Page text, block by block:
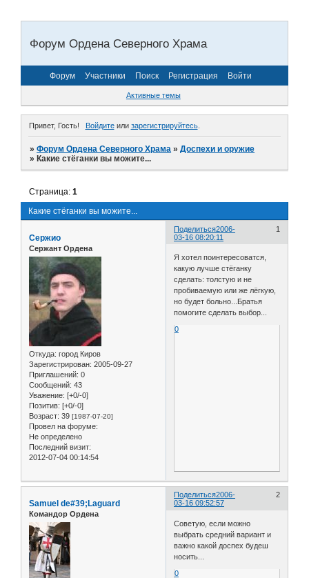
Форум Ордена Северного Храма
Форум Участники Поиск Регистрация Войти
Активные темы
Привет, Гость! Войдитеили зарегистрируйтесь.
»Форум Ордена Северного Храма »Доспехи и оружие
»Какие стёганки вы можите...
Какие стёганки вы можите...
Страница:1
Поделиться 1
2006-
03-16 08:20:11
Сержио
Сержант Ордена
Откуда: город Киров
Зарегистрирован: 2005-09-27
Приглашений: 0
Сообщений: 43
Уважение: [+0/-0]
Позитив: [+0/-0]
Возраст: 39 [1987-07-20]
Провел на форуме:
Не определено
Последний визит:
2012-07-04 00:14:54
Я хотел поинтересоватся,
какую лучше стёганку
сделать: толстую и не
пробиваемую или же лёгкую,
но будет больно...Братья
помогите сделать выбор...
0
Поделиться 2
2006-
03-16 09:52:57
Samuel de#39;Laguard
Командор Ордена
Советую, если можно
выбрать средний вариант и
важно какой доспех будеш
носить...
0